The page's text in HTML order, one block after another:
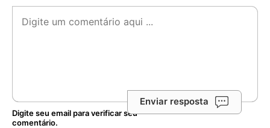
Enviar resposta
Digite seu email para verificar seu
comentário.